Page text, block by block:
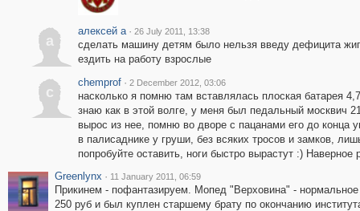
а
алексей а · 26 July 2011, 13:38
сделать машину детям было нельзя введу дефицита
ездить на работу взрослые
c
chemprof · 2 December 2012, 03:06
насколько я помню там вставлялась плоская батарея
знаю как в этой волге, у меня был педальный москвич
вырос из нее, помню во дворе с пацанами его до конца
в палисаднике у груши, без всяких тросов и замков,
попробуйте оставить, ноги быстро вырастут :)
Greenlynx · 11 January 2011, 06:59
Прикинем - пофантазируем. Мопед "Верховина" -
250 руб и был куплен старшему брату по окончанию